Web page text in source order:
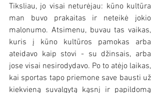
Tiksliau, jo visai neturėjau: kūno kultūra
man buvo prakaitas ir neteikė jokio
malonumo. Atsimenu, buvau tas vaikas,
kuris į kūno kultūros pamokas arba
ateidavo kaip stovi - su džinsais, arba
jose visai nesirodydavo. Po to atėjo laikas,
kai sportas tapo priemone save bausti už
kiekvieną suvalgytą kąsnį ir papildomą